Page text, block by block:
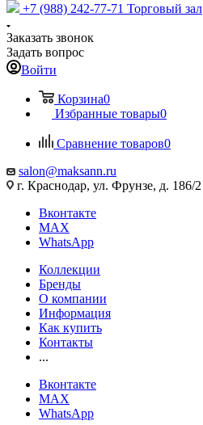
+7 (988) 242-77-71 Торговый зал
Заказать звонок
Задать вопрос
Войти
Корзина0
Избранные товары0
Сравнение товаров0
salon@maksann.ru
г. Краснодар, ул. Фрунзе, д. 186/2
Вконтакте
MAX
WhatsApp
Коллекции
Бренды
О компании
Информация
Как купить
Контакты
...
Вконтакте
MAX
WhatsApp